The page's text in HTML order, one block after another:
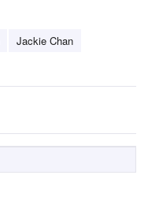
Jackie Chan